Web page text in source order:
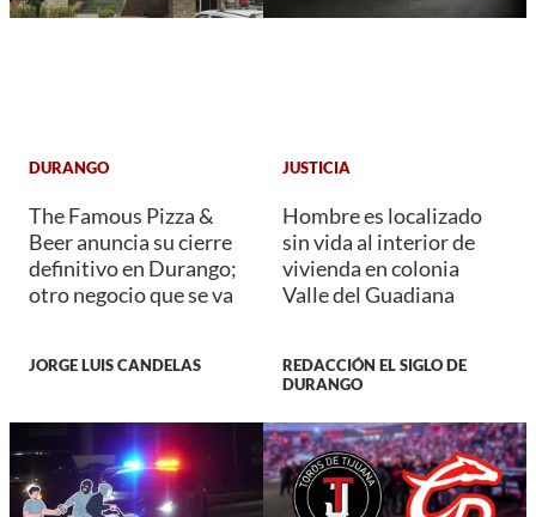
DURANGO
The Famous Pizza &
Beer anuncia su cierre
definitivo en Durango;
otro negocio que se va
JORGE LUIS CANDELAS
JUSTICIA
Hombre es localizado
sin vida al interior de
vivienda en colonia
Valle del Guadiana
REDACCIÓN EL SIGLO DE
DURANGO